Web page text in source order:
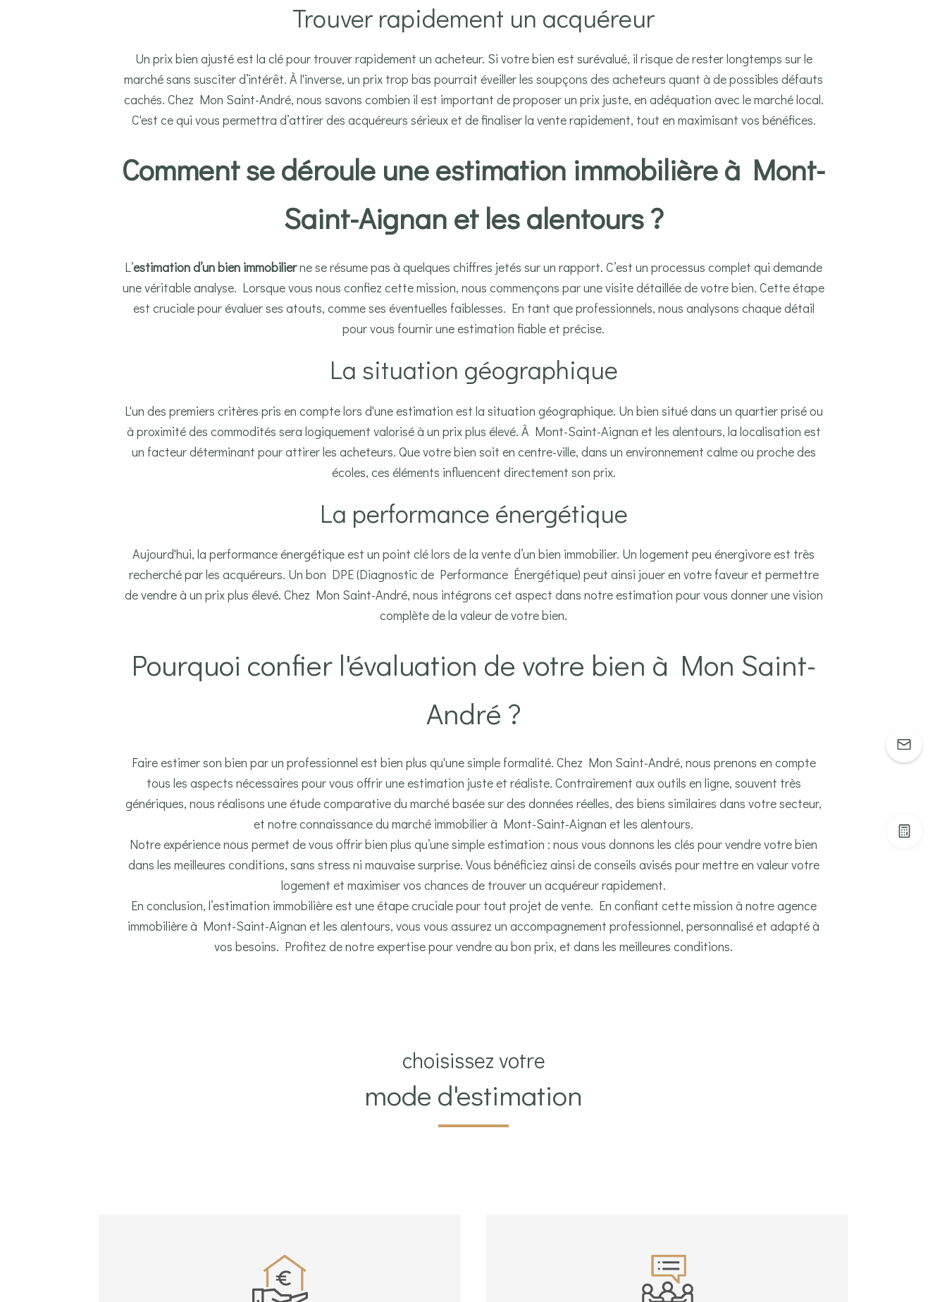
Trouver rapidement un acquéreur
Un prix bien ajusté est la clé pour trouver rapidement un acheteur. Si votre bien est surévalué, il risque de rester longtemps sur le
marché sans susciter d’intérêt. À l'inverse, un prix trop bas pourrait éveiller les soupçons des acheteurs quant à de possibles défauts
cachés. Chez Mon Saint-André, nous savons combien il est important de proposer un prix juste, en adéquation avec le marché local.
C'est ce qui vous permettra d’attirer des acquéreurs sérieux et de finaliser la vente rapidement, tout en maximisant vos bénéfices.
Comment se déroule une estimation immobilière à Mont-
Saint-Aignan et les alentours ?
L’estimation d’un bien immobilierne se résume pas à quelques chiffres jetés sur un rapport. C’est un processus complet qui demande
une véritable analyse. Lorsque vous nous confiez cette mission, nous commençons par une visite détaillée de votre bien. Cette étape
est cruciale pour évaluer ses atouts, comme ses éventuelles faiblesses. En tant que professionnels, nous analysons chaque détail
pour vous fournir une estimation fiable et précise.
La situation géographique
L'un des premiers critères pris en compte lors d'une estimation est la situation géographique. Un bien situé dans un quartier prisé ou
à proximité des commodités sera logiquement valorisé à un prix plus élevé. À Mont-Saint-Aignan et les alentours, la localisation est
un facteur déterminant pour attirer les acheteurs. Que votre bien soit en centre-ville, dans un environnement calme ou proche des
écoles, ces éléments influencent directement son prix.
La performance énergétique
Aujourd'hui, la performance énergétique est un point clé lors de la vente d’un bien immobilier. Un logement peu énergivore est très
recherché par les acquéreurs. Un bon DPE (Diagnostic de Performance Énergétique) peut ainsi jouer en votre faveur et permettre
de vendre à un prix plus élevé. Chez Mon Saint-André, nous intégrons cet aspect dans notre estimation pour vous donner une vision
complète de la valeur de votre bien.
Pourquoi confier l'évaluation de votre bien à Mon Saint-
André ?
Faire estimer son bien par un professionnel est bien plus qu'une simple formalité. Chez Mon Saint-André, nous prenons en compte
tous les aspects nécessaires pour vous offrir une estimation juste et réaliste. Contrairement aux outils en ligne, souvent très
génériques, nous réalisons une étude comparative du marché basée sur des données réelles, des biens similaires dans votre secteur,
et notre connaissance du marché immobilier à Mont-Saint-Aignan et les alentours.
Notre expérience nous permet de vous offrir bien plus qu’une simple estimation : nous vous donnons les clés pour vendre votre bien
dans les meilleures conditions, sans stress ni mauvaise surprise. Vous bénéficiez ainsi de conseils avisés pour mettre en valeur votre
logement et maximiser vos chances de trouver un acquéreur rapidement.
En conclusion, l’estimation immobilière est une étape cruciale pour tout projet de vente. En confiant cette mission à notre agence
immobilière à Mont-Saint-Aignan et les alentours, vous vous assurez un accompagnement professionnel, personnalisé et adapté à
vos besoins. Profitez de notre expertise pour vendre au bon prix, et dans les meilleures conditions.
choisissez votre
mode d'estimation